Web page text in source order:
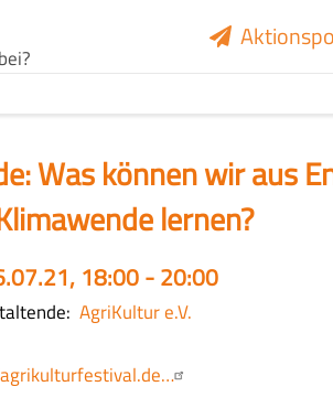
Was können wir aus
lernen?
18:00 - 20:00
AgriKultur e.V.